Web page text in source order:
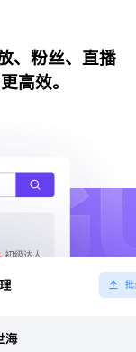
、粉丝、直播
高效。